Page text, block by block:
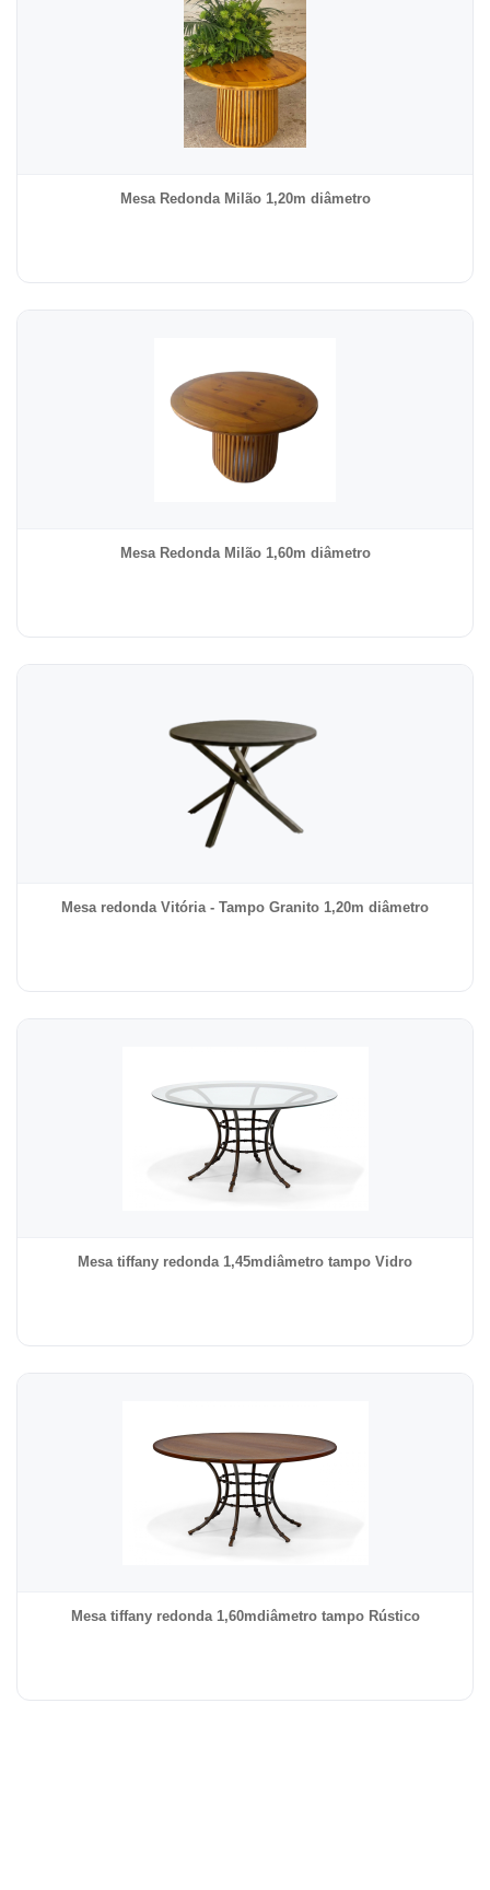
Mesa Redonda Milão 1,20m diâmetro
Mesa Redonda Milão 1,60m diâmetro
Mesa redonda Vitória - Tampo Granito 1,20m diâmetro
Mesa tiffany redonda 1,45mdiâmetro tampo Vidro
Mesa tiffany redonda 1,60mdiâmetro tampo Rústico